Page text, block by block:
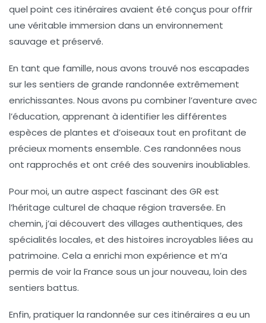
quel point ces itinéraires avaient été conçus pour offrir
une véritable immersion dans un environnement
sauvage et préservé.
En tant que famille, nous avons trouvé nos escapades
sur les sentiers de grande randonnée extrêmement
enrichissantes. Nous avons pu combiner l’aventure avec
l’éducation, apprenant à identifier les différentes
espèces de plantes et d’oiseaux tout en profitant de
précieux moments ensemble. Ces randonnées nous
ont rapprochés et ont créé des souvenirs inoubliables.
Pour moi, un autre aspect fascinant des GR est
l’héritage culturel de chaque région traversée. En
chemin, j’ai découvert des villages authentiques, des
spécialités locales, et des histoires incroyables liées au
patrimoine. Cela a enrichi mon expérience et m’a
permis de voir la France sous un jour nouveau, loin des
sentiers battus.
Enfin, pratiquer la randonnée sur ces itinéraires a eu un